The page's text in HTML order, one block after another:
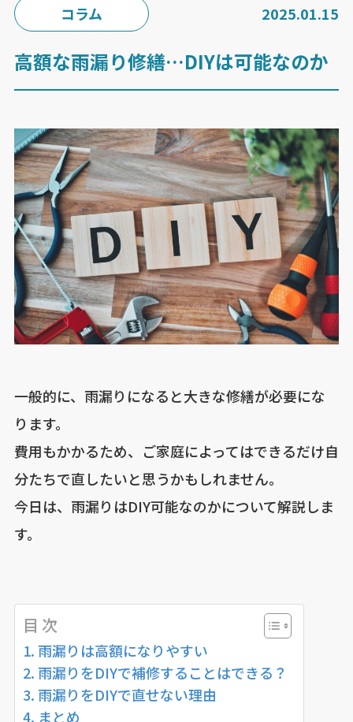
コラム
高額な雨漏り修繕…DIYは可能なのか
2025.01.15
一般的に、雨漏りになると大きな修繕が必要にな
ります。
費用もかかるため、ご家庭によってはできるだけ自
分たちで直したいと思うかもしれません。
今日は、雨漏りはDIY可能なのかについて解説しま
す。
目 次
雨漏りは高額になりやすい
雨漏りをDIYで補修することはできる？
雨漏りをDIYで直せない理由
まとめ